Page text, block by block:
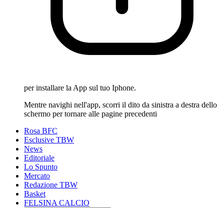
per installare la App sul tuo Iphone.
Mentre navighi nell'app, scorri il dito da sinistra a destra dello
schermo per tornare alle pagine precedenti
Rosa BFC
Esclusive TBW
News
Editoriale
Lo Spunto
Mercato
Redazione TBW
Basket
FELSINA CALCIO